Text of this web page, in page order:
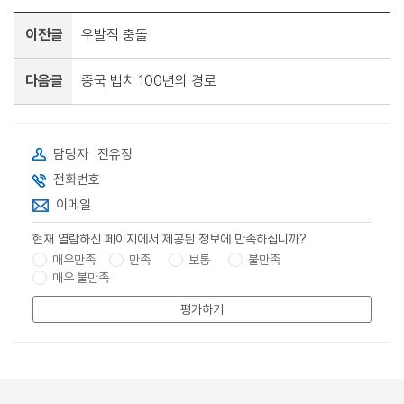
이전글 우발적 충돌
다음글 중국 법치 100년의 경로
담당자 전유정
전화번호
이메일
현재 열람하신 페이지에서 제공된 정보에 만족하십니까?
매우만족
만족 보통
불만족
매우 불만족
평가하기